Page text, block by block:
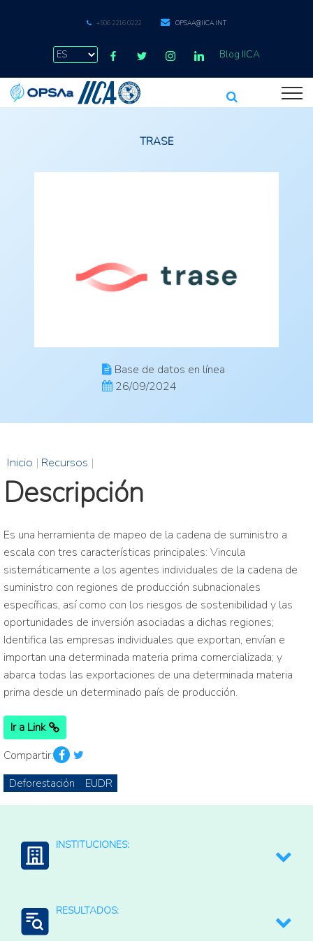
+506 2216 0222 OPSAA@IICA.INT
Blog IICA
TRASE
Base de datos en línea
26/09/2024
Inicio | Recursos |
Descripción
Es una herramienta de mapeo de la cadena de suministro a
escala con tres características principales: Vincula
sistemáticamente a los agentes individuales de la cadena de
suministro con regiones de producción subnacionales
específicas, así como con los riesgos de sostenibilidad y las
oportunidades de inversión asociadas a dichas regiones;
Identifica las empresas individuales que exportan, envían e
importan una determinada materia prima comercializada; y
abarca todas las exportaciones de una determinada materia
prima desde un determinado país de producción.
Ir a Link
Compartir:
Deforestación EUDR
INSTITUCIONES:
RESULTADOS: